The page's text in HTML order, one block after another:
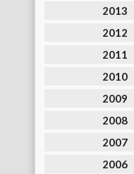
2013
2012
2011
2010
2009
2008
2007
2006